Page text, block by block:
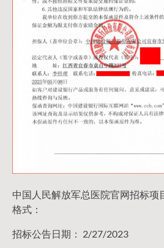
中国人民解放军总医院官网招标项
格式：
招标公告日期： 2/27/2023